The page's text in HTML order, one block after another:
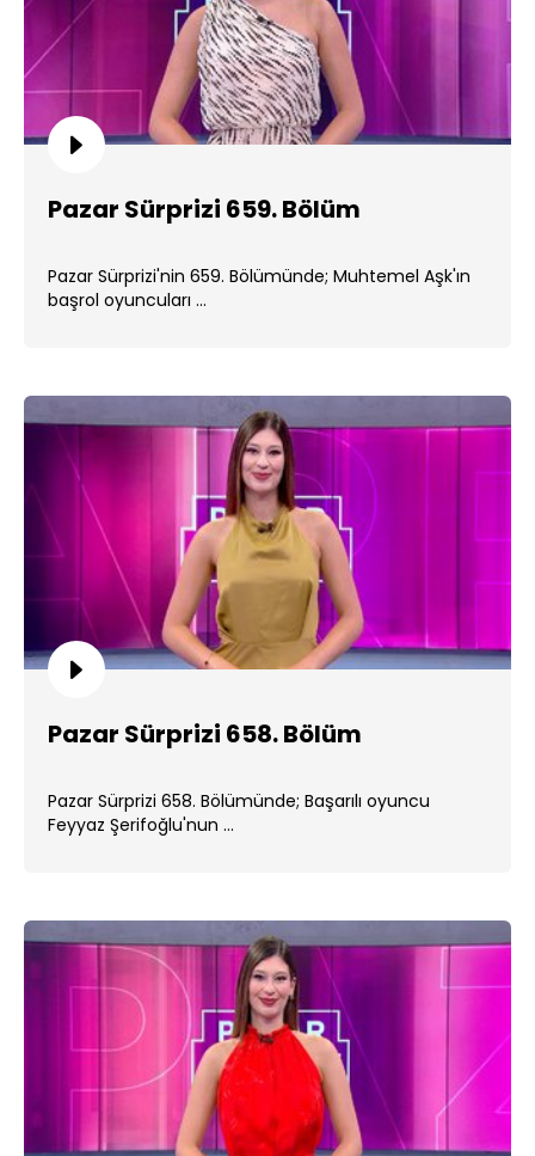
Pazar Sürprizi 659. Bölüm
Pazar Sürprizi'nin 659. Bölümünde; Muhtemel Aşk'ın
başrol oyuncuları ...
Pazar Sürprizi 658. Bölüm
Pazar Sürprizi 658. Bölümünde; Başarılı oyuncu
Feyyaz Şerifoğlu'nun ...